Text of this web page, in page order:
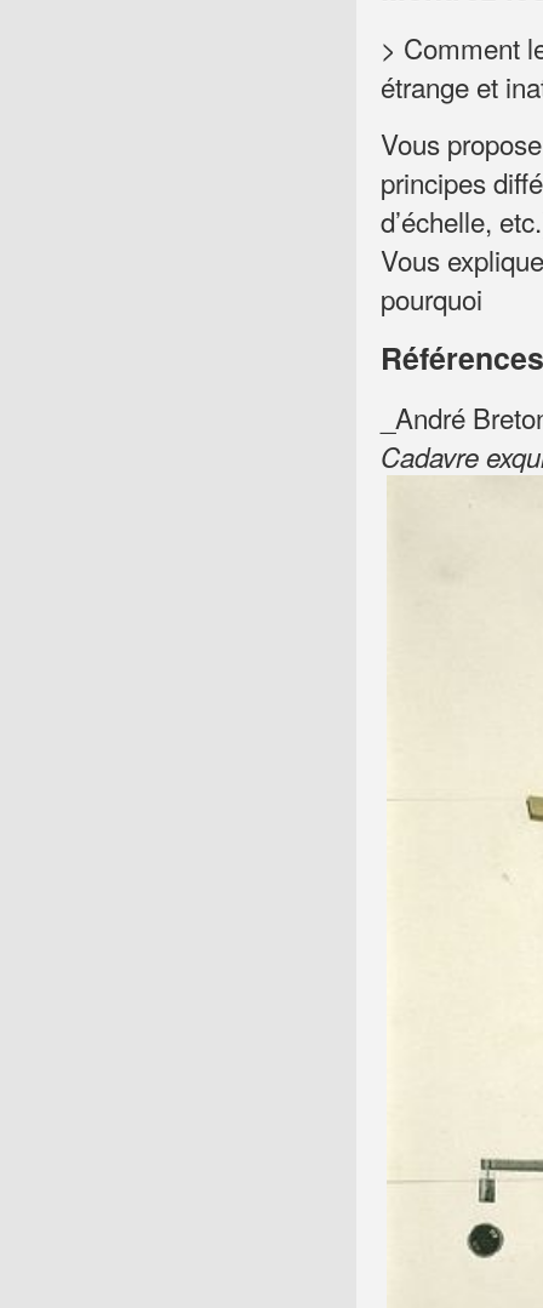
> Comment
étrange et
Vous
principes
d’échelle,
Vous
pourquoi
_André
Cadavre